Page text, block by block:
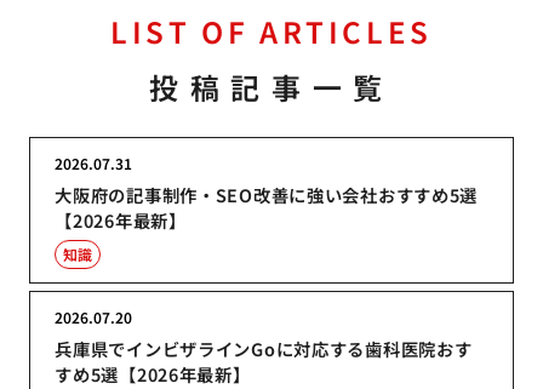
LIST OF ARTICLES
投稿記事一覧
大阪府の記事制作・SEO改善に強い会社おすすめ5選
【2026年最新】
2026.07.31
知識
兵庫県でインビザラインGoに対応する歯科医院おす
すめ5選【2026年最新】
2026.07.20